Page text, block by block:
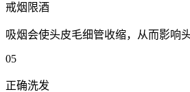
戒烟限酒
吸烟会使头皮毛细管收缩，从而影响
05
正确洗发